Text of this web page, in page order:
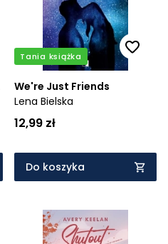
Tania książka
We're Just Friends
Lena Bielska
12,99 zł
Do koszyka